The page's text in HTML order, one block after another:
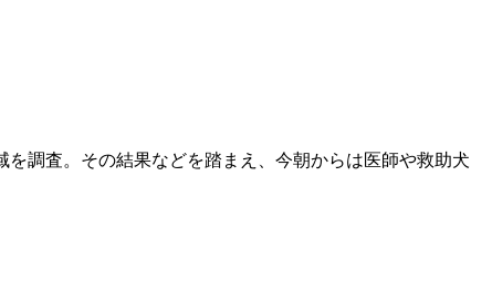
を調査。その結果などを踏まえ、今朝からは医師や救助犬